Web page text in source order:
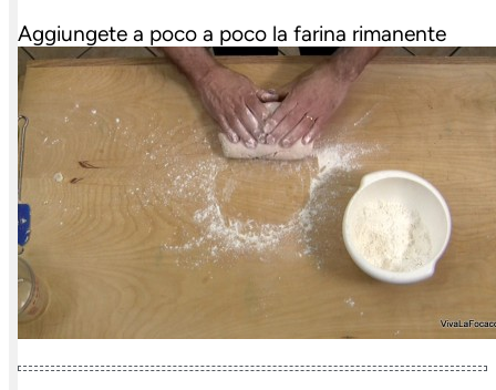
Aggiungete a poco a poco la farina rimanente